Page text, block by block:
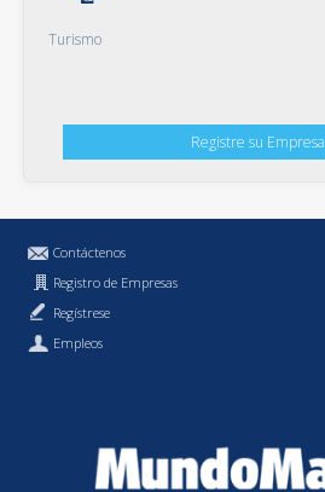
Turismo
Registre su Empresa
Contáctenos
Registro de Empresas
Regístrese
Empleos